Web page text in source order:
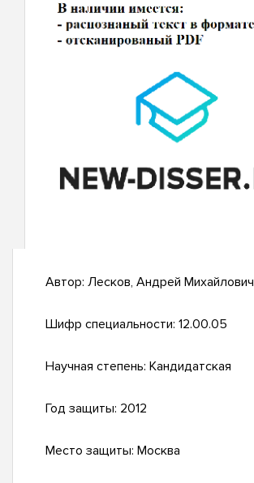
Автор: Лесков, Андрей Михайлович
Шифр специальности: 12.00.05
Научная степень: Кандидатская
Год защиты: 2012
Место защиты: Москва